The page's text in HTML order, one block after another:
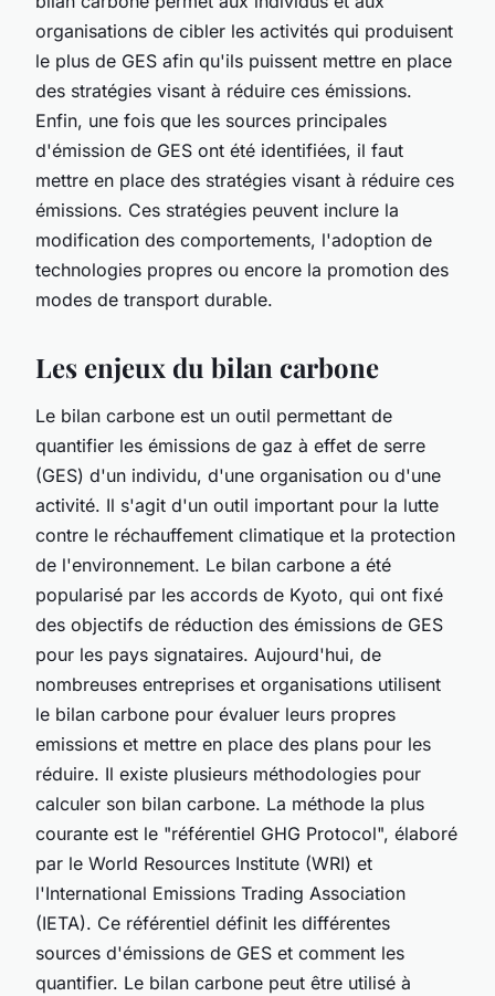
organisations de cibler les activités qui produisent
le plus de GES afin qu'ils puissent mettre en place
des stratégies visant à réduire ces émissions.
Enfin, une fois que les sources principales
d'émission de GES ont été identifiées, il faut
mettre en place des stratégies visant à réduire ces
émissions. Ces stratégies peuvent inclure la
modification des comportements, l'adoption de
technologies propres ou encore la promotion des
modes de transport durable.
Les enjeux du bilan carbone
Le bilan carbone est un outil permettant de
quantifier les émissions de gaz à effet de serre
(GES) d'un individu, d'une organisation ou d'une
activité. Il s'agit d'un outil important pour la lutte
contre le réchauffement climatique et la protection
de l'environnement. Le bilan carbone a été
popularisé par les accords de Kyoto, qui ont fixé
des objectifs de réduction des émissions de GES
pour les pays signataires. Aujourd'hui, de
nombreuses entreprises et organisations utilisent
le bilan carbone pour évaluer leurs propres
emissions et mettre en place des plans pour les
réduire. Il existe plusieurs méthodologies pour
calculer son bilan carbone. La méthode la plus
courante est le "référentiel GHG Protocol", élaboré
par le World Resources Institute (WRI) et
l'International Emissions Trading Association
(IETA). Ce référentiel définit les différentes
sources d'émissions de GES et comment les
quantifier. Le bilan carbone peut être utilisé à